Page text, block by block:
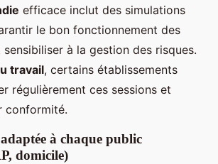
efficace inclut des simulations
le bon fonctionnement des
à la gestion des risques.
travail, certains établissements
régulièrement ces sessions et
conformité.
à chaque public
domicile)